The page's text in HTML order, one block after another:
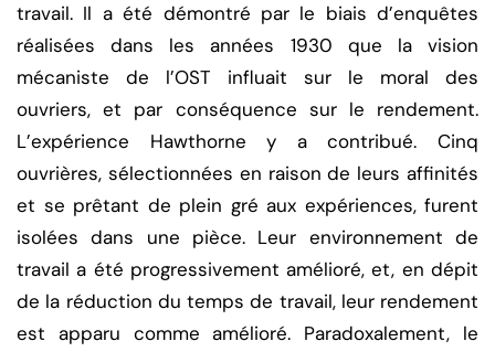
travail. Il a été démontré par le biais d’enquêtes
réalisées dans les années 1930 que la vision
mécaniste de l’OST influait sur le moral des
ouvriers, et par conséquence sur le rendement.
L’expérience Hawthorne y a contribué. Cinq
ouvrières, sélectionnées en raison de leurs affinités
et se prêtant de plein gré aux expériences, furent
isolées dans une pièce. Leur environnement de
travail a été progressivement amélioré, et, en dépit
de la réduction du temps de travail, leur rendement
est apparu comme amélioré. Paradoxalement, le